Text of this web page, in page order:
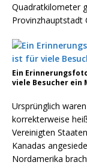
Quadratkilometer
Provinzhauptstadt
Ein
viele Besucher ein
Ursprünglich
korrekterweise
Vereinigten
Kanadas
Nordamerika